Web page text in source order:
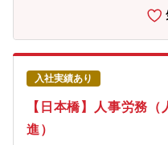
ンジしたい方にマッチする仕
に課題設定を自ら行ない、そ
アウトプットを出すことが期
バックグラウンドを持つメン
ることも魅力のひとつです。
（M&A）が急速に進む成長企
む財務テーマが多く、既存の
の手で新しい仕組みづくりを
拠点は豪州・アジア・北米で
画・営業部門と連携し、戦略
スペシャリストを募集します
いうリーガルテックの領域で
を守りつつ、20年以上にわた
基盤・データ基盤を以下しな
ジェントの台頭など）を捉え
いただきます。不確実性が高
題に対して、自らボールを拾
いく裁量のあるポジションで
入社実績あり
【日本橋】人事労務
進）